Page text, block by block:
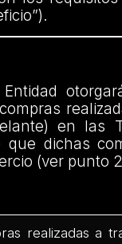
en las
que dichas
(ver punto
realizadas a